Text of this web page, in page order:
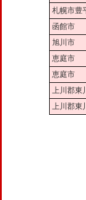
札幌市豊
函館市
旭川市
恵庭市
恵庭市
上川郡東
上川郡東